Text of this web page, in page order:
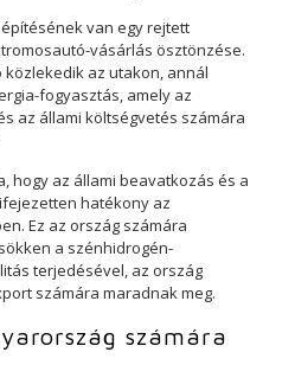
van egy rejtett
vásárlás ösztönzése.
az utakon, annál
fogyasztás, amely az
az állami költségvetés számára
hogy az állami beavatkozás és a
hatékony az
Ez az ország számára
a szénhidrogén-
terjedésével, az ország
számára maradnak meg.
számára